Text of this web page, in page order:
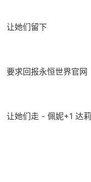
让她们留下
要求回报永恒世界官网
让她们走 - 佩妮+1 达